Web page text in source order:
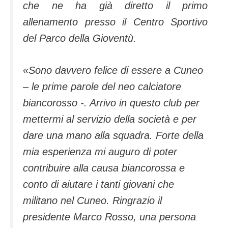
che ne ha già diretto il primo
allenamento presso il Centro Sportivo
del Parco della Gioventù.
«Sono davvero felice di essere a Cuneo
– le prime parole del neo calciatore
biancorosso -. Arrivo in questo club per
mettermi al servizio della società e per
dare una mano alla squadra. Forte della
mia esperienza mi auguro di poter
contribuire alla causa biancorossa e
conto di aiutare i tanti giovani che
militano nel Cuneo. Ringrazio il
presidente Marco Rosso, una persona